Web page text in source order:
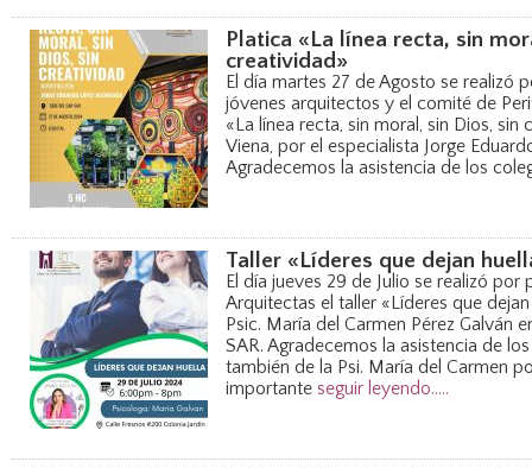
Platica «La línea recta, sin
creatividad»
El día martes 27 de Agosto se realizó
jóvenes arquitectos y el comité de
«La línea recta, sin moral, sin Dios,
Viena, por el especialista Jorge
Agradecemos la asistencia de los
Taller «Líderes que dejan
El día jueves 29 de Julio se realizó
Arquitectas el taller «Líderes que
Psic. María del Carmen Pérez Galván
SAR. Agradecemos la asistencia de
también de la Psi. María del Carmen
importante seguir leyendo.....